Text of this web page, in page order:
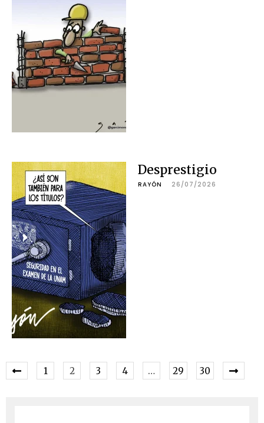
Desprestigio
RAYÓN 26/07/2026
1 2 3 4 … 29 30